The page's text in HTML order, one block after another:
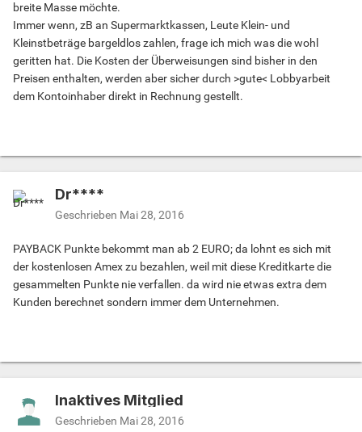
breite Masse möchte.
Immer wenn, zB an Supermarktkassen, Leute Klein- und
Kleinstbeträge bargeldlos zahlen, frage ich mich was die wohl
geritten hat. Die Kosten der Überweisungen sind bisher in den
Preisen enthalten, werden aber sicher durch >gute< Lobbyarbeit
dem Kontoinhaber direkt in Rechnung gestellt.
Dr****
Geschrieben Mai 28, 2016
PAYBACK Punkte bekommt man ab 2 EURO; da lohnt es sich mit
der kostenlosen Amex zu bezahlen, weil mit diese Kreditkarte die
gesammelten Punkte nie verfallen. da wird nie etwas extra dem
Kunden berechnet sondern immer dem Unternehmen.
Inaktives Mitglied
Geschrieben Mai 28, 2016